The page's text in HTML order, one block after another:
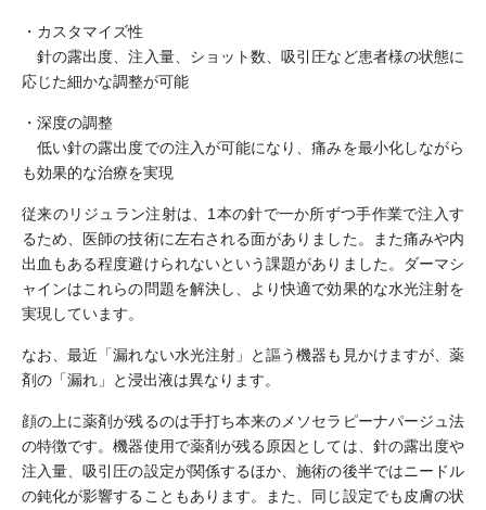
・カスタマイズ性
針の露出度、注入量、ショット数、吸引圧など患者様の状態に
応じた細かな調整が可能
・深度の調整
低い針の露出度での注入が可能になり、痛みを最小化しながら
も効果的な治療を実現
従来のリジュラン注射は、1本の針で一か所ずつ手作業で注入す
るため、医師の技術に左右される面がありました。また痛みや内
出血もある程度避けられないという課題がありました。ダーマシ
ャインはこれらの問題を解決し、より快適で効果的な水光注射を
実現しています。
なお、最近「漏れない水光注射」と謳う機器も見かけますが、薬
剤の「漏れ」と浸出液は異なります。
顔の上に薬剤が残るのは手打ち本来のメソセラピーナパージュ法
の特徴です。機器使用で薬剤が残る原因としては、針の露出度や
注入量、吸引圧の設定が関係するほか、施術の後半ではニードル
の鈍化が影響することもあります。また、同じ設定でも皮膚の状